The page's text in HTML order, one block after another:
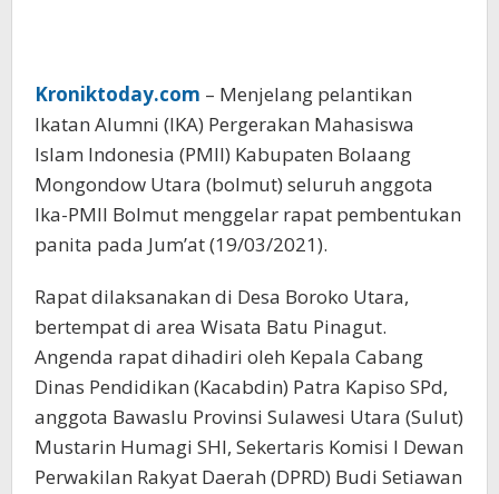
Kroniktoday.com – Menjelang pelantikan
Ikatan Alumni (IKA) Pergerakan Mahasiswa
Islam Indonesia (PMII) Kabupaten Bolaang
Mongondow Utara (bolmut) seluruh anggota
Ika-PMII Bolmut menggelar rapat pembentukan
panita pada Jum’at (19/03/2021).
Rapat dilaksanakan di Desa Boroko Utara,
bertempat di area Wisata Batu Pinagut.
Angenda rapat dihadiri oleh Kepala Cabang
Dinas Pendidikan (Kacabdin) Patra Kapiso SPd,
anggota Bawaslu Provinsi Sulawesi Utara (Sulut)
Mustarin Humagi SHI, Sekertaris Komisi I Dewan
Perwakilan Rakyat Daerah (DPRD) Budi Setiawan